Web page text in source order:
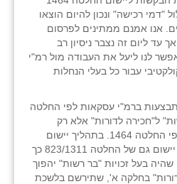
"דמי רכישה" ונכון להיום הוצאו
אנו אמנם ממתינים לפרסום
עד ליום זה נצבר ניסיון רב
לנו ליעל את העבודה מול רמ"י
עבור כל בעלי הנחלות
ברמ"י עסקאות לפי החלטה
רשות" ל"חכירה לדורות" אלא רק
בהתאם לאחד המסלולים לפי החלטה 1464. בתהליך יישום
החלטה 1464 רמ"י מבצעת יישום גם של החלטה 823/1311 כך
בעל זכויות "בר רשות" יהפוך
בחלקה א', שתירשם בלשכת